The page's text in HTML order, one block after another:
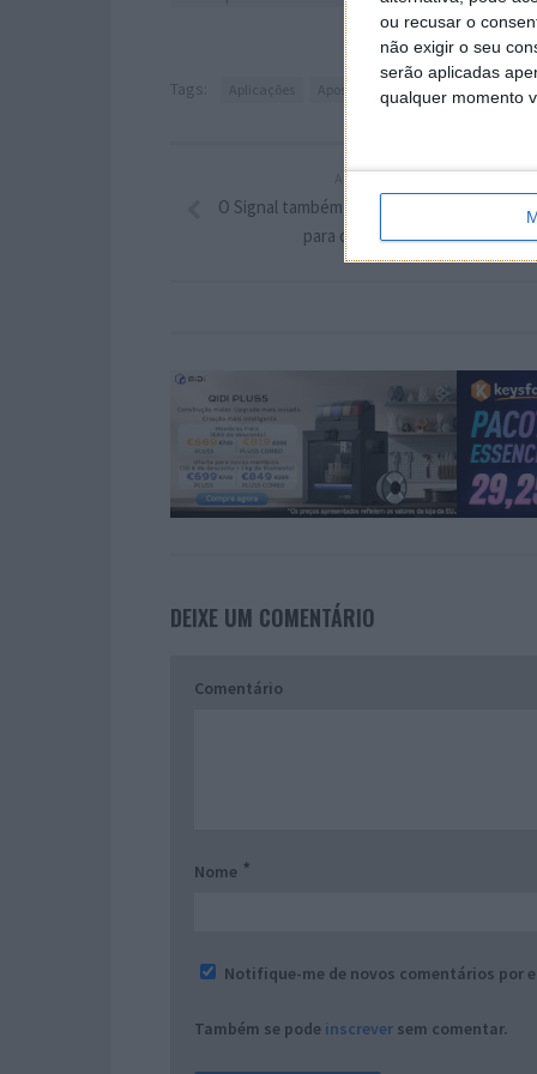
ou recusar o
não exigir o seu
serão aplicadas
qualquer momento
Tags: Apostas Apps jogos
ARTIGO ANTERIOR
O Signal também recebeu um lote de
para os seus utilizadores
DEIXE UM COMENTÁRIO
Comentário
Nome *
Notifique-me de novos comentários por
Também se pode inscrever sem comentar.